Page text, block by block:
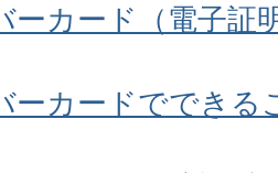
ーカード（電子証
ーカードでできる